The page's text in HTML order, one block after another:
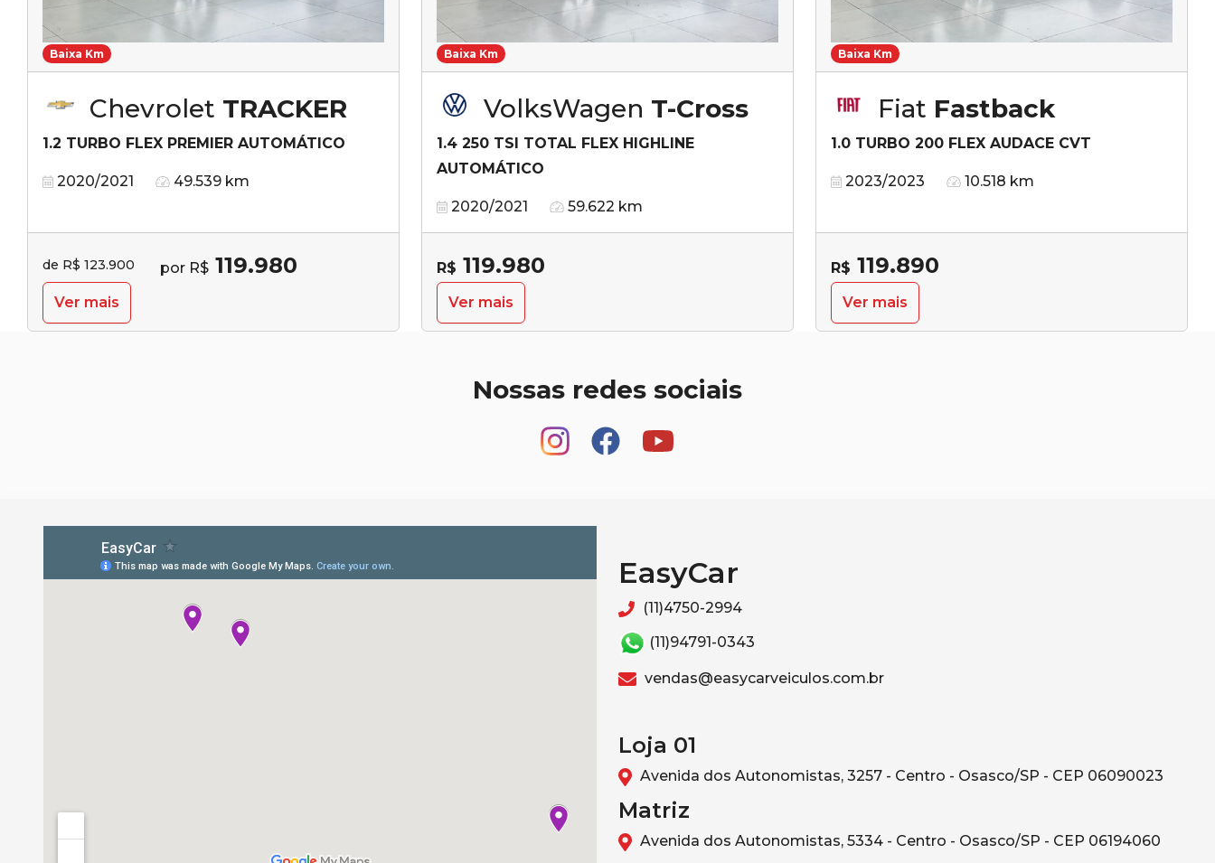
Baixa Km
Chevrolet TRACKER
1.2 TURBO FLEX PREMIER AUTOMÁTICO
2020/2021 49.539 km
de R$ 123.900 por R$ 119.980
Ver mais
Baixa Km
VolksWagen T-Cross
1.4 250 TSI TOTAL FLEX HIGHLINE
AUTOMÁTICO
2020/2021 59.622 km
R$ 119.980
Ver mais
Baixa Km
Fiat Fastback
1.0 TURBO 200 FLEX AUDACE CVT
2023/2023 10.518 km
R$ 119.890
Ver mais
Nossas redes sociais
EasyCar
(11)4750-2994
(11)94791-0343
vendas@easycarveiculos.com.br
Loja 01
Avenida dos Autonomistas, 3257 - Centro - Osasco/SP - CEP 06090023
Matriz
Avenida dos Autonomistas, 5334 - Centro - Osasco/SP - CEP 06194060